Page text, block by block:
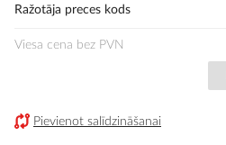
Ražotāja preces kods
Viesa cena bez PVN
Pievienot salīdzināšanai